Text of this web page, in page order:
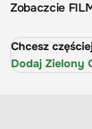
Zobaczcie
Chcesz
Dodaj Zielony